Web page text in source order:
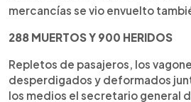
mercancías se vio envuelto
288 MUERTOS Y 900 HERIDOS
Repletos de pasajeros, los
desperdigados y deformados
los medios el secretario general